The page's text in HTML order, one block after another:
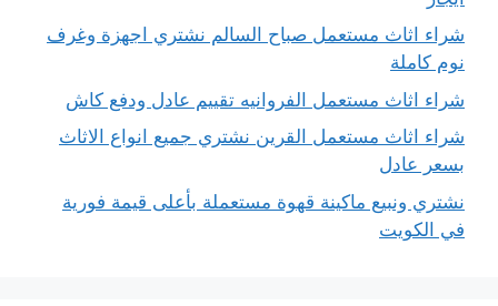
شراء اثاث مستعمل صباح السالم نشتري اجهزة وغرف
نوم كاملة
شراء اثاث مستعمل الفروانيه تقييم عادل ودفع كاش
شراء اثاث مستعمل القرين نشتري جميع انواع الاثاث
بسعر عادل
نشتري ونبيع ماكينة قهوة مستعملة بأعلى قيمة فورية
في الكويت